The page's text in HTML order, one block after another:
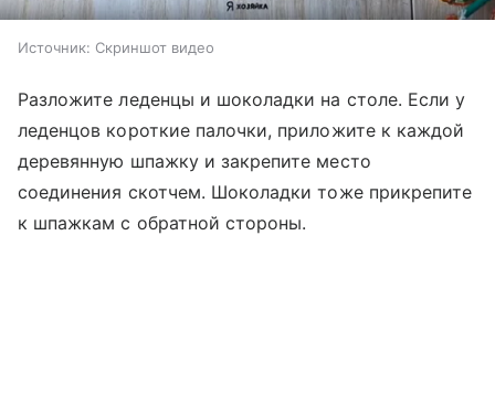
Источник: Скриншот видео
Разложите леденцы и шоколадки на столе. Если у
леденцов короткие палочки, приложите к каждой
деревянную шпажку и закрепите место
соединения скотчем. Шоколадки тоже прикрепите
к шпажкам с обратной стороны.